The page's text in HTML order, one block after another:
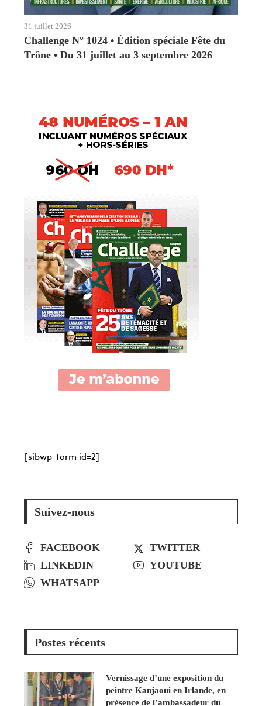
31 juillet 2026
Challenge N° 1024 • Édition spéciale Fête du
Trône • Du 31 juillet au 3 septembre 2026
[sibwp_form id=2]
Suivez-nous
FACEBOOK
TWITTER
LINKEDIN
YOUTUBE
WHATSAPP
Postes récents
Vernissage d’une exposition du
peintre Kanjaoui en Irlande, en
présence de l’ambassadeur du